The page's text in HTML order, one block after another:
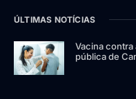
ÚLTIMAS NOTÍCIAS
Vacina
pública de